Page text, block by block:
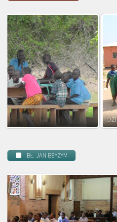
DZIECI ZAMBII
BŁ. JAN BEYZYM